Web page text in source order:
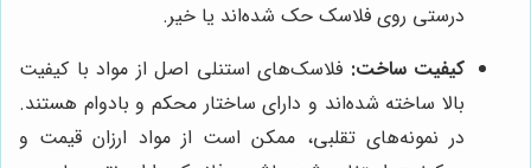
درستی روی فلاسک حک شده‌اند یا خیر.
کیفیت ساخت: فلاسک‌های استنلی اصل از مواد با کیفیت
بالا ساخته شده‌اند و دارای ساختار محکم و بادوام هستند.
در نمونه‌های تقلبی، ممکن است از مواد ارزان قیمت و